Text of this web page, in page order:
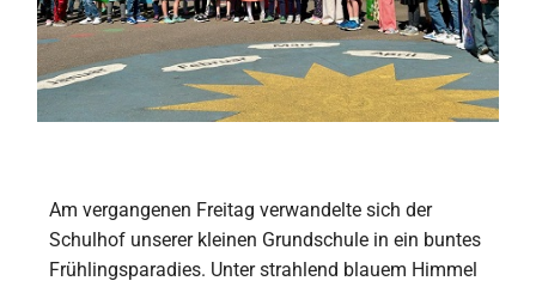
Am vergangenen Freitag verwandelte sich der
Schulhof unserer kleinen Grundschule in ein buntes
Frühlingsparadies. Unter strahlend blauem Himmel